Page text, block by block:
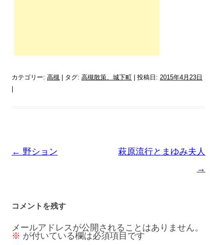
カテゴリー: 高槻 | タグ: 高槻散策、城下町 | 投稿日: 2015年4月23日
投
ビ
ー
← 野ション
萩原流行とまゆみ夫人
→
コメントを残す
メールアドレスが公開されることはありません。
※ が付いている欄は必須項目です